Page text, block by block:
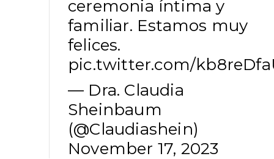
ceremonia íntima y
familiar. Estamos muy
felices.
pic.twitter.com/
— Dra. Claudia
Sheinbaum
(@Claudiashein)
November 17, 2023